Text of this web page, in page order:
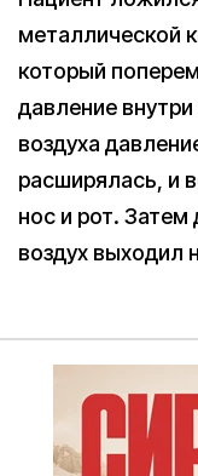
металлической
который
давление
воздуха
расширялась, и
нос и рот.
воздух выходил